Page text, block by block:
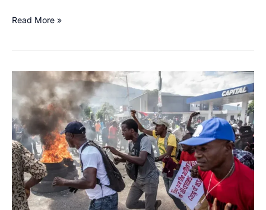
El
y
políticas
públicas
protejan
las
comunidades
indígenas
Read More »